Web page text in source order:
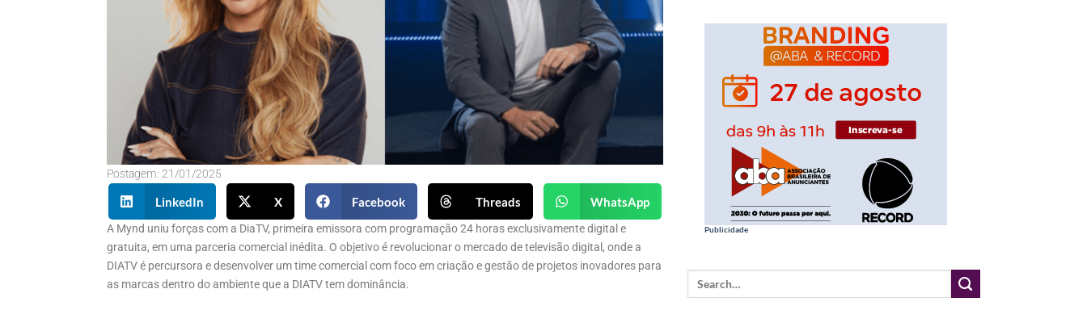
Postagem: 21/01/2025
LinkedIn X Facebook Threads WhatsApp
A Mynd uniu forças com a DiaTV, primeira emissora com programação 24 horas exclusivamente digital e
gratuita, em uma parceria comercial inédita. O objetivo é revolucionar o mercado de televisão digital, onde a
DIATV é percursora e desenvolver um time comercial com foco em criação e gestão de projetos inovadores para
as marcas dentro do ambiente que a DIATV tem dominância.
Publicidade